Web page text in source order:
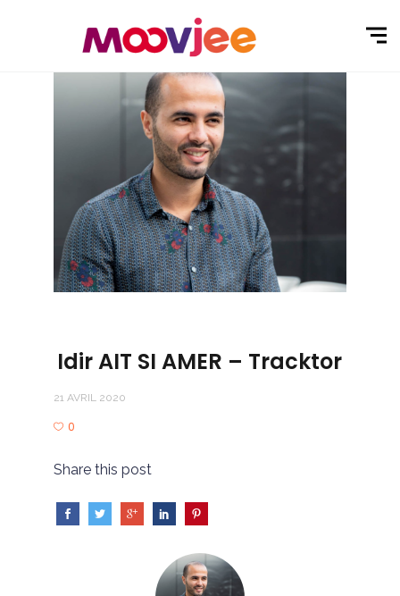
Idir AIT SI AMER – Tracktor
21 AVRIL 2020
0
Share this post